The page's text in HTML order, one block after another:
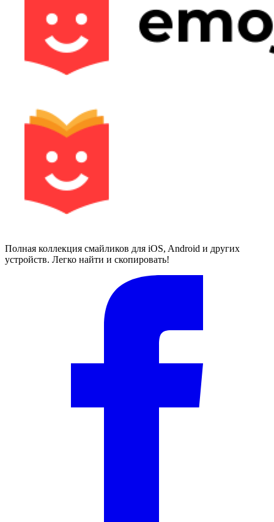
Полная коллекция смайликов для iOS, Android и других
устройств. Легко найти и скопировать!